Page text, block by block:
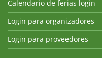
Calendario de ferias login
Login para organizadores
Login para proveedores